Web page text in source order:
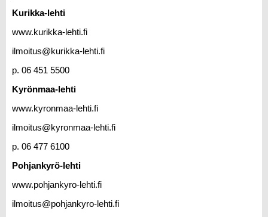
Kurikka-lehti
www.kurikka-lehti.fi
ilmoitus@kurikka-lehti.fi
p. 06 451 5500
Kyrönmaa-lehti
www.kyronmaa-lehti.fi
ilmoitus@kyronmaa-lehti.fi
p. 06 477 6100
Pohjankyrö-lehti
www.pohjankyro-lehti.fi
ilmoitus@pohjankyro-lehti.fi